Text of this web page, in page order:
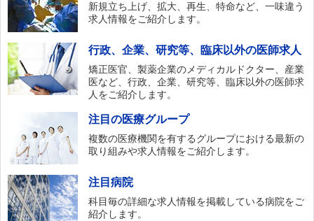
新規立ち上げ、拡大、再生、特命など、一味違う
求人情報をご紹介します。
行政、企業、研究等、臨床以外の医師求人
矯正医官、製薬企業のメディカルドクター、産業
医など、行政、企業、研究等、臨床以外の医師求
人をご紹介します。
注目の医療グループ
複数の医療機関を有するグループにおける最新の
取り組みや求人情報をご紹介します。
注目病院
科目毎の詳細な求人情報を掲載している病院をご
紹介します。